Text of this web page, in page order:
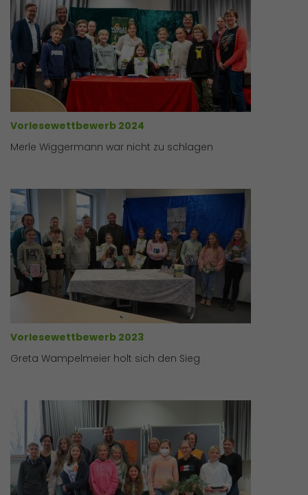
Vorlesewettbewerb 2024
Merle Wiggermann war nicht zu schlagen
Vorlesewettbewerb 2023
Greta Wampelmeier holt sich den Sieg